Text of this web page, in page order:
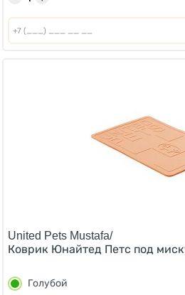
United Pets Mustafa/
Коврик Юнайтед Петс под
Голубой